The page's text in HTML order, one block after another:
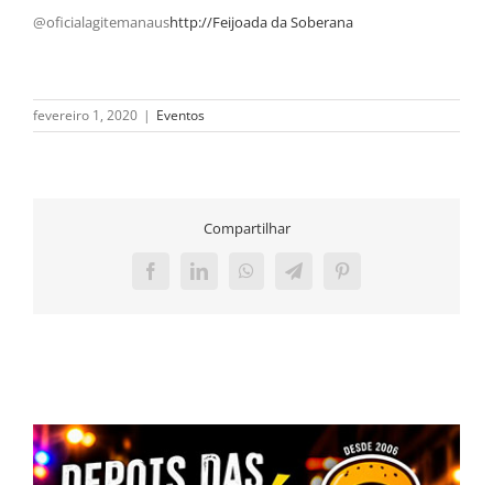
@oficialagitemanaushttp://Feijoada da Soberana
fevereiro 1, 2020 | Eventos
Compartilhar
FacebookLinkedInWhatsAppTelegramPinterest